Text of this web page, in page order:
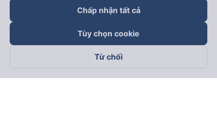
Theo dõi chúng tôi trên
Chấp nhận tất cả
Tùy chọn cookie
Từ chối